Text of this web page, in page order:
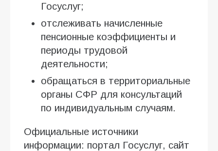
Госуслуг;
отслеживать начисленные
пенсионные коэффициенты и
периоды трудовой
деятельности;
обращаться в территориальные
органы СФР для консультаций
по индивидуальным случаям.
Официальные источники
информации: портал Госуслуг, сайт